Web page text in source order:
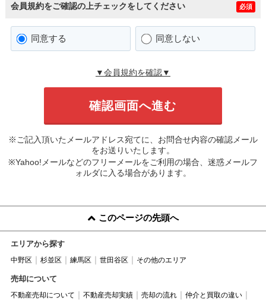
会員規約をご確認の上チェックをしてください 必須
同意する 同意しない
▼会員規約を確認▼
※ご記入頂いたメールアドレス宛てに、お問合せ内容の確認メール
をお送りいたします。
※Yahoo!メールなどのフリーメールをご利用の場合、迷惑メールフ
ォルダに入る場合があります。
このページの先頭へ
エリアから探す
中野区 杉並区 練馬区 世田谷区 その他のエリア
売却について
不動産売却について 不動産売却実績 売却の流れ
仲介と買取の違い